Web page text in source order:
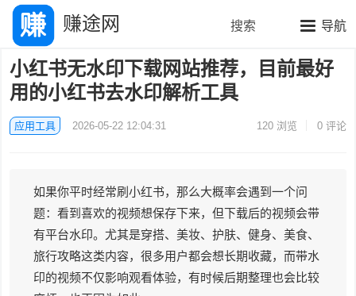
赚途网 导航
搜索
小红书无水印下载网站推荐，目前最好
用的小红书去水印解析工具
应用工具 2026-05-22 12:04:31 120浏览 0 评论
如果你平时经常刷小红书，那么大概率会遇到一个问
题：看到喜欢的视频想保存下来，但下载后的视频会带
有平台水印。尤其是穿搭、美妆、护肤、健身、美食、
旅行攻略这类内容，很多用户都会想长期收藏，而带水
印的视频不仅影响观看体验，有时候后期整理也会比较